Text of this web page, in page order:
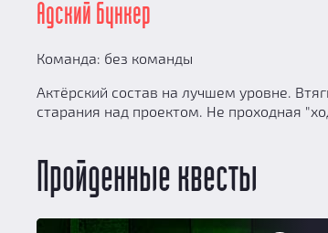
Адский бункер
Команда: без команды
Актёрский состав на лучшем уровне.
старания над проектом. Не проходная
Пройденные квесты